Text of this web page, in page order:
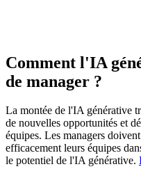
Comment l'IA
de manager ?
La montée de l'IA générative
de nouvelles opportunités et
équipes. Les managers
efficacement leurs équipes
le potentiel de l'IA générative.